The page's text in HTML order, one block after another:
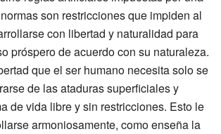
son restricciones que impiden al
con libertad y naturalidad para
próspero de acuerdo con su naturaleza.
que el ser humano necesita solo se
de las ataduras superficiales y
de vida libre y sin restricciones. Esto le
armoniosamente, como enseña la